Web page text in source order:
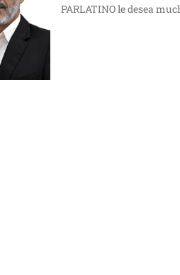
PARLATINO le desea